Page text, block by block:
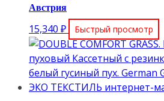
Австрия
15,340 ₽ Быстрый просмотр